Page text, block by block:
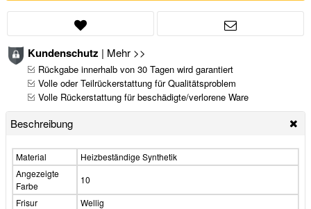
Kundenschutz | Mehr >>
Rückgabe innerhalb von 30 Tagen wird garantiert
Volle oder Teilrückerstattung für Qualitätsproblem
Volle Rückerstattung für beschädigte/verlorene Ware
Beschreibung
Material
Heizbeständige Synthetik
Angezeigte
Farbe
10
Frisur
Wellig